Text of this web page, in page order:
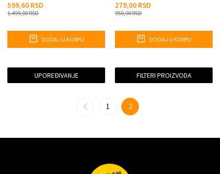
599,60 RSD
1.499,00RSD
DODAJ U KORPU
279,00 RSD
950,00RSD
DODAJ U KORPU
UPOREĐIVANJE FILTERI PROIZVODA
1 2